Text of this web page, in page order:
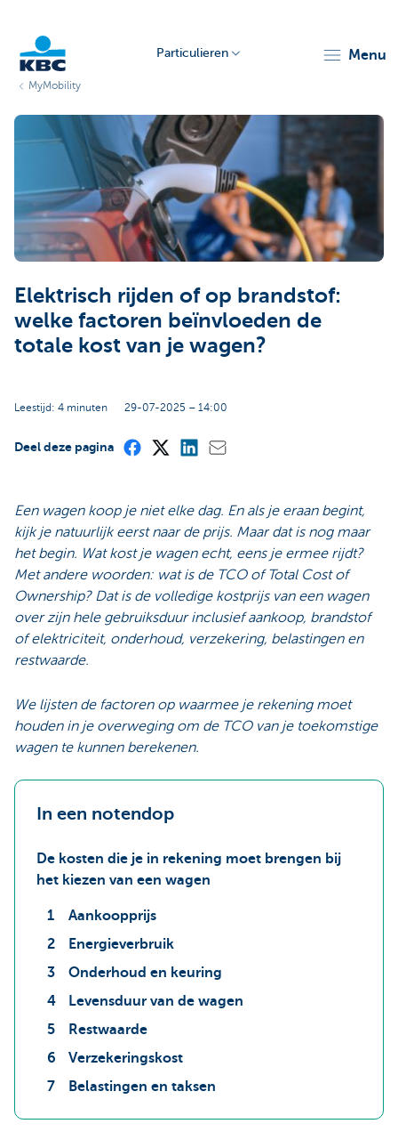
Particulieren
Particulieren menu
MyMobility
Elektrisch rijden of op brandstof:
welke factoren beïnvloeden de
totale kost van je wagen?
Leestijd: 4 minuten 29-07-2025 – 14:00
Deel deze pagina
Een wagen koop je niet elke dag. En als je eraan begint,
kijk je natuurlijk eerst naar de prijs. Maar dat is nog maar
het begin. Wat kost je wagen echt, eens je ermee rijdt?
Met andere woorden: wat is de TCO of Total Cost of
Ownership? Dat is de volledige kostprijs van een wagen
over zijn hele gebruiksduur inclusief aankoop, brandstof
of elektriciteit, onderhoud, verzekering, belastingen en
restwaarde.
We lijsten de factoren op waarmee je rekening moet
houden in je overweging om de TCO van je toekomstige
wagen te kunnen berekenen.
In een notendop
De kosten die je in rekening moet brengen bij
het kiezen van een wagen
Aankoopprijs
Energieverbruik
Onderhoud en keuring
Levensduur van de wagen
Restwaarde
Verzekeringskost
Belastingen en taksen